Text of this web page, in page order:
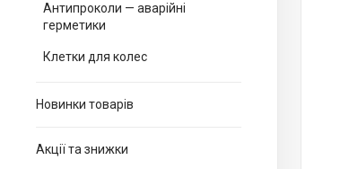
Антипроколи — аварійні
герметики
Клетки для колес
Новинки товарів
Акції та знижки